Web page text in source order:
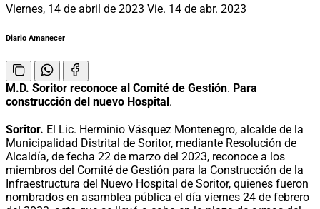
Viernes, 14 de abril de 2023 Vie. 14 de abr. 2023
Diario Amanecer
M.D. Soritor reconoce al Comité de Gestión. Para
construcción del nuevo Hospital.
Soritor. El Lic. Herminio Vásquez Montenegro, alcalde de la
Municipalidad Distrital de Soritor, mediante Resolución de
Alcaldía, de fecha 22 de marzo del 2023, reconoce a los
miembros del Comité de Gestión para la Construcción de la
Infraestructura del Nuevo Hospital de Soritor, quienes fueron
nombrados en asamblea pública el día viernes 24 de febrero